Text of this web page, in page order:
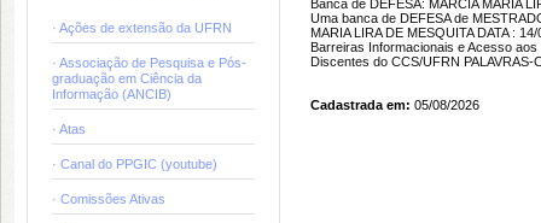
· Ações de extensão da UFRN
· Associação de Pesquisa e Pós-
graduação em Ciência da
Informação (ANCIB)
· Atas
· Canal do PPGIC (youtube)
· Comissões Ativas
Banca de DEFESA: MARCIA MARIA
Uma banca de DEFESA de
MARIA LIRA DE MESQUITA DATA :
Barreiras Informacionais e Acesso
Discentes do CCS/UFRN PALAVRAS-
Cadastrada em: 05/08/2026